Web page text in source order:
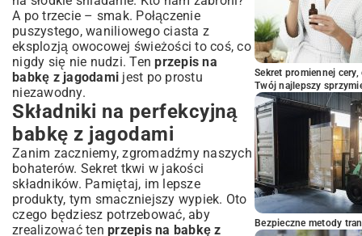
A po trzecie – smak. Połączenie
puszystego, waniliowego ciasta z
eksplozją owocowej świeżości to coś, co
nigdy się nie nudzi. Tenprzepis na
babkę z jagodami jest po prostu
niezawodny.
Składniki na perfekcyjną
babkę z jagodami
Zanim zaczniemy, zgromadźmy naszych
bohaterów. Sekret tkwi w jakości
składników. Pamiętaj, im lepsze
produkty, tym smaczniejszy wypiek. Oto
czego będziesz potrzebować, aby
zrealizować ten przepis na babkę z
Sekret promiennej
Twój najlepszy
Bezpieczne metody